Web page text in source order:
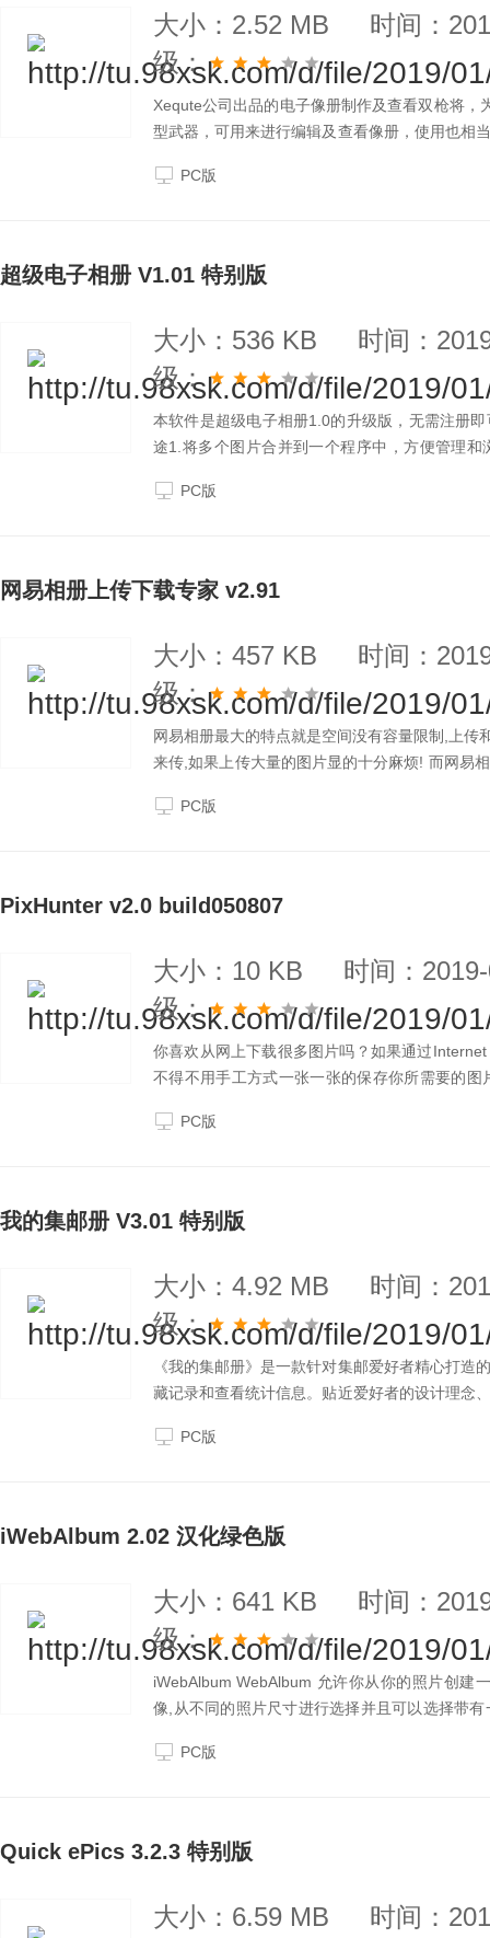
大小：2.52 MB
时间：
级：
Xequte公司出品的电子像册制作及查看双枪将
型武器，可用来进行编辑及查看像册，使用也相
PC版
超级电子相册 V1.01 特别版
大小：536 KB
时间：
级：
本软件是超级电子相册1.0的升级版，无需注册
途1.将多个图片合并到一个程序中，方便管理
PC版
网易相册上传下载专家 v2.91
大小：457 KB
时间：
级：
网易相册最大的特点就是空间没有容量限制,上
来传,如果上传大量的图片显的十分麻烦! 而网易
PC版
PixHunter v2.0 build050807
大小：10 KB
时间：
级：
你喜欢从网上下载很多图片吗？如果通过
不得不用手工方式一张一张的保存你所需要的
PC版
我的集邮册 V3.01 特别版
大小：4.92 MB
时间：
级：
《我的集邮册》是一款针对集邮爱好者精心打
藏记录和查看统计信息。贴近爱好者的设计理念
PC版
iWebAlbum 2.02 汉化绿色版
大小：641 KB
时间：
级：
iWebAlbum WebAlbum 允许你从你的照片创建
像,从不同的照片尺寸进行选择并且可以选择带
PC版
Quick ePics 3.2.3 特别版
大小：6.59 MB
时间：